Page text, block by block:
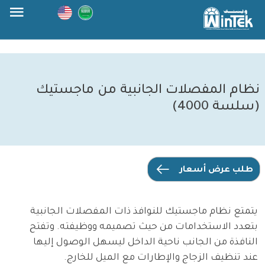
Skip
content
نظام المفصلات الجانبية من ماجستيك
(سلسة 4000)
طلب عرض أسعار
يتمتع نظام ماجستيك للنوافذ ذات المفصلات الجانبية
بتعدد الاستخدامات من حيث تصميمه ووظيفته. وتفتح
النافذة من الجانب ناحية الداخل ليسهل الوصول إليها
عند تنظيف الزجاج والإطارات مع الميل للخارج.